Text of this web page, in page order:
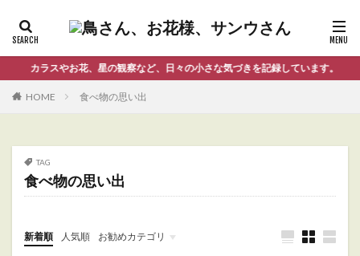
カラスやお花、星の観察など、日々の小さな気づきを記録しています。
HOME 食べ物の思い出
TAG
食べ物の思い出
新着順 人気順 お勧めカテゴリ